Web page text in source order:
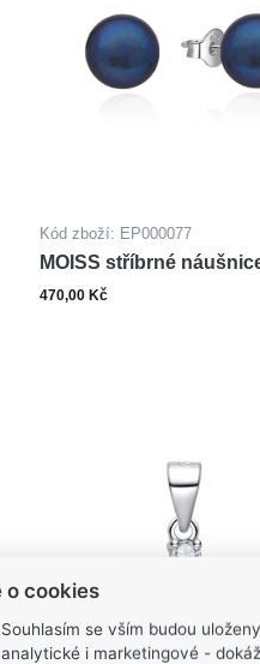
Kód zboží: EP000077
MOISS stříbrné
470,00 Kč
o cookies
se vším budou
i marketingové -